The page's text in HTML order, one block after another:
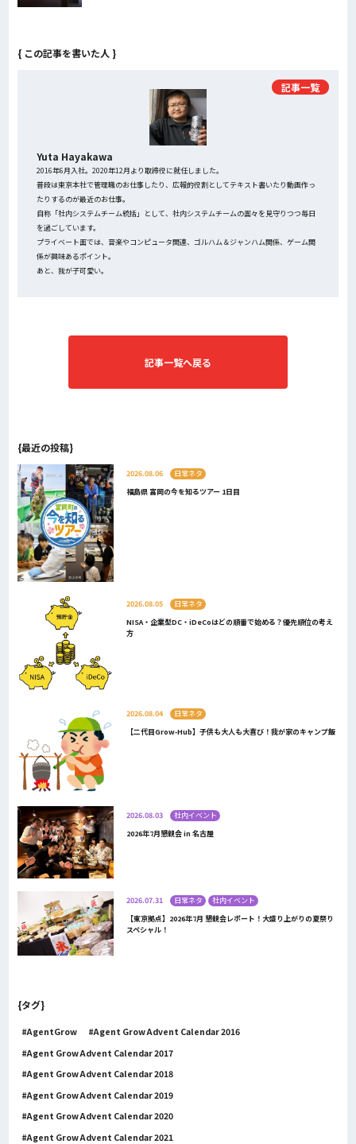
{ この記事を書いた人 }
Yuta Hayakawa
2016年6月入社。2020年12月より取締役に就任しました。
普段は東京本社で管理職のお仕事したり、広報的役割としてテキスト書いたり動画作っ
たりするのが最近のお仕事。
自称「社内システムチーム統括」として、社内システムチームの面々を見守りつつ毎日
を過ごしています。
プライベート面では、音楽やコンピュータ関連、ゴルハム＆ジャンハム関係、ゲーム関
係が興味あるポイント。
あと、我が子可愛い。
記事一覧
記事一覧へ戻る
{最近の投稿}
2026.08.06
日常ネタ
福島県 富岡の今を知るツアー 1日目
2026.08.05
日常ネタ
NISA・企業型DC・iDeCoはどの順番で始める？優先順位の考え
方
2026.08.04
日常ネタ
【二代目Grow-Hub】子供も大人も大喜び！我が家のキャンプ飯
2026.08.03
社内イベント
2026年7月懇親会 in 名古屋
2026.07.31 日常ネタ
社内イベント
【東京拠点】2026年7月 懇親会レポート！大盛り上がりの夏祭り
スペシャル！
{タグ}
AgentGrow
Agent Grow Advent Calendar 2016
Agent Grow Advent Calendar 2017
Agent Grow Advent Calendar 2018
Agent Grow Advent Calendar 2019
Agent Grow Advent Calendar 2020
Agent Grow Advent Calendar 2021